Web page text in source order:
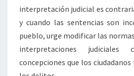
interpretación judicial es
y cuando las sentencias son
pueblo, urge modificar las
interpretaciones
concepciones que los